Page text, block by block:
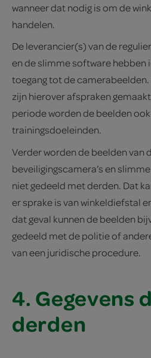
wanneer dat nodig is om de
handelen.
De leverancier(s) van de
en de slimme software hebben
toegang tot de
zijn hierover afspraken
periode worden de beelden
trainingsdoeleinden.
Verder worden de beelden van
beveiligingscamera’s en
niet gedeeld met derden. Dat
er sprake is van winkeldiefstal
dat geval kunnen de beelden
gedeeld met de politie of
van een juridische procedure.
4. Gegevens
derden